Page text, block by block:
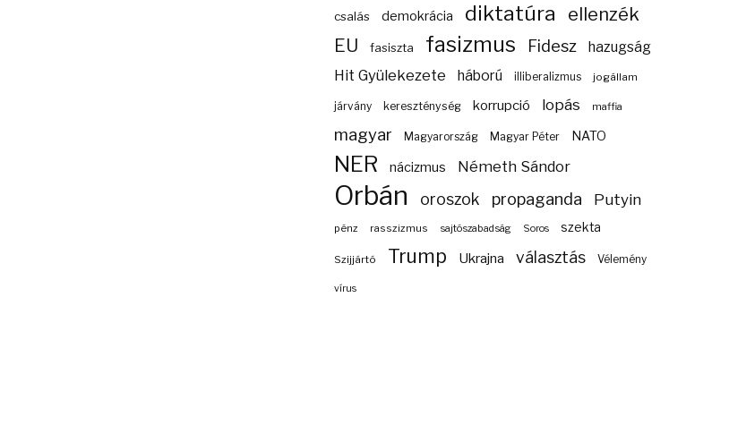
csalás demokrácia diktatúra ellenzék
EU fasiszta fasizmus Fidesz hazugság
Hit Gyülekezete háború illiberalizmus jogállam
járvány kereszténység korrupció lopás maffia
magyar Magyarország Magyar Péter NATO
NER nácizmus Németh Sándor
Orbán oroszok propaganda Putyin
pénz rasszizmus sajtószabadság Soros szekta
Szijjártó Trump Ukrajna választás Vélemény
vírus